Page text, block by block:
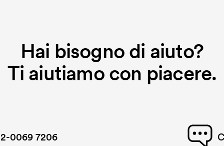
Hai bisogno di aiuto?
Ti aiutiamo con piacere.
0069 7206